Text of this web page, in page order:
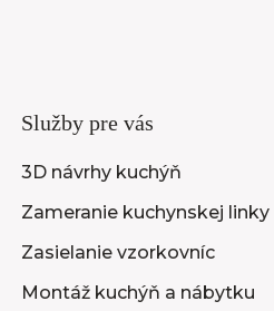
Služby pre vás
3D návrhy kuchýň
Zameranie kuchynskej linky
Zasielanie vzorkovníc
Montáž kuchýň a nábytku